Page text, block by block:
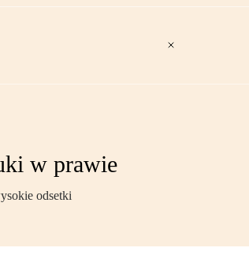
w prawie
odsetki